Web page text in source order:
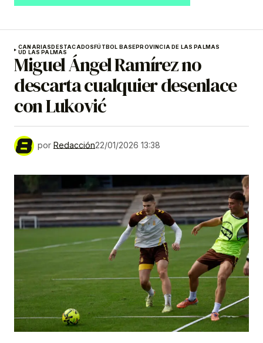
CANARIASDESTACADOSFÚTBOL BASEPROVINCIA DE LAS PALMAS
UD LAS PALMAS
Miguel Ángel Ramírez no
descarta cualquier desenlace
con Luković
por Redacción22/01/2026 13:38